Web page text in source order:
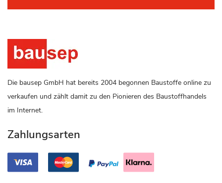
Die bausep GmbH hat bereits 2004 begonnen Baustoffe online zu
verkaufen und zählt damit zu den Pionieren des Baustoffhandels
im Internet.
Zahlungsarten